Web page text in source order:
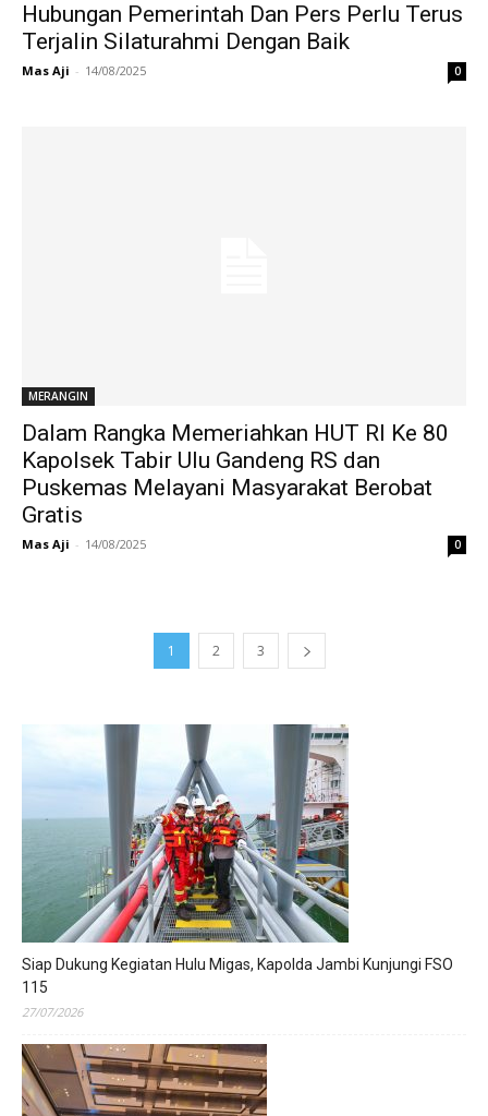
Hubungan Pemerintah Dan Pers Perlu Terus
Terjalin Silaturahmi Dengan Baik
Mas Aji - 14/08/2025 0
MERANGIN
Dalam Rangka Memeriahkan HUT RI Ke 80
Kapolsek Tabir Ulu Gandeng RS dan
Puskemas Melayani Masyarakat Berobat
Gratis
Mas Aji - 14/08/2025 0
1 2 3
Siap Dukung Kegiatan Hulu Migas, Kapolda Jambi Kunjungi FSO
115
27/07/2026